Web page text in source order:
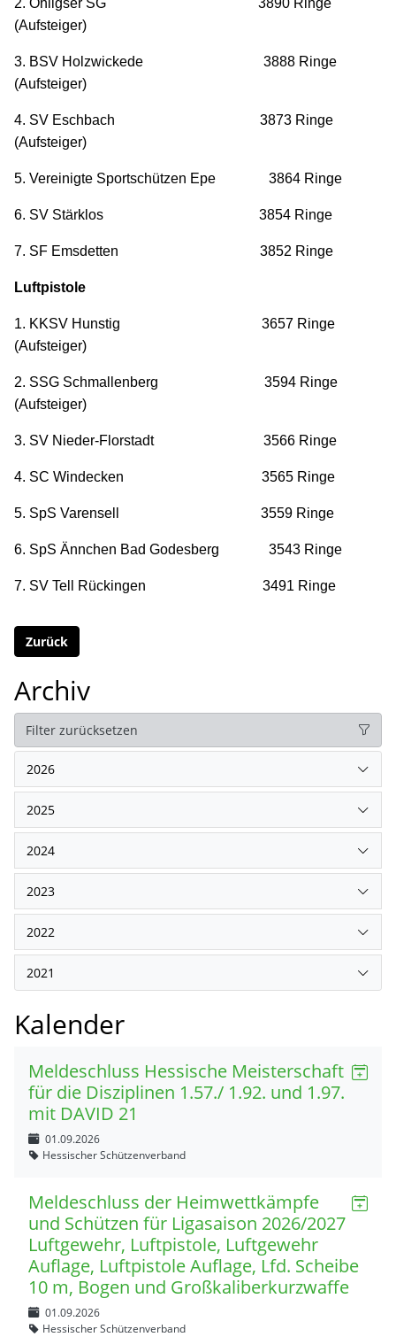
(Aufsteiger)
3. BSV Holzwickede 3888 Ringe
(Aufsteiger)
4. SV Eschbach 3873 Ringe
(Aufsteiger)
5. Vereinigte Sportschützen Epe 3864 Ringe
6. SV Stärklos 3854 Ringe
7. SF Emsdetten 3852 Ringe
Luftpistole
1. KKSV Hunstig 3657 Ringe
(Aufsteiger)
2. SSG Schmallenberg 3594 Ringe
(Aufsteiger)
3. SV Nieder-Florstadt 3566 Ringe
4. SC Windecken 3565 Ringe
5. SpS Varensell 3559 Ringe
6. SpS Ännchen Bad Godesberg 3543 Ringe
7. SV Tell Rückingen 3491 Ringe
Zurück
Archiv
Filter zurücksetzen
2026
2025
2024
2023
2022
2021
Kalender
Meldeschluss Hessische Meisterschaft
für die Disziplinen 1.57./ 1.92. und 1.97.
mit DAVID 21
01.09.2026
Hessischer Schützenverband
Meldeschluss der Heimwettkämpfe
und Schützen für Ligasaison 2026/2027
Luftgewehr, Luftpistole, Luftgewehr
Auflage, Luftpistole Auflage, Lfd. Scheibe
10 m, Bogen und Großkaliberkurzwaffe
01.09.2026
Hessischer Schützenverband